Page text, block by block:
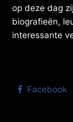
op deze dag
biografieën,
interessante
Facebook